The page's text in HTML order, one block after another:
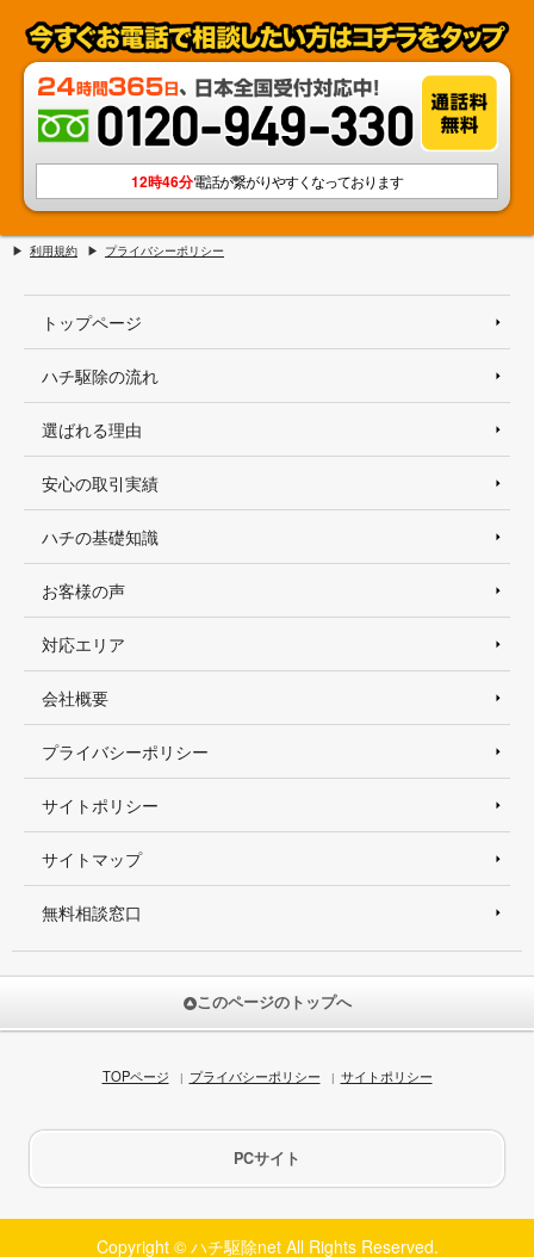
12時46分電話が繋がりやすくなっております
利用規約 プライバシーポリシー
トップページ
ハチ駆除の流れ
選ばれる理由
安心の取引実績
ハチの基礎知識
お客様の声
対応エリア
会社概要
プライバシーポリシー
サイトポリシー
サイトマップ
無料相談窓口
このページのトップへ
TOPページ プライバシーポリシー サイトポリシー
PCサイト
Copyright © ハチ駆除net All Rights Reserved.